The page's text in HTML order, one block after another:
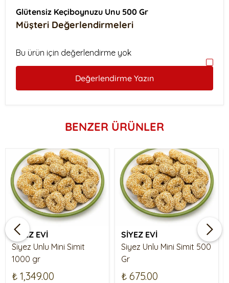
Glütensiz Keçiboynuzu Unu 500 Gr
Müşteri Değerlendirmeleri
Bu ürün için değerlendirme yok
Değerlendirme Yazın
BENZER ÜRÜNLER
SİYEZ EVİ
Siyez Unlu Mini Simit
1000 gr
₺ 1,349.00
SİYEZ EVİ
Siyez Unlu Mini Simit 500
Gr
₺ 675.00